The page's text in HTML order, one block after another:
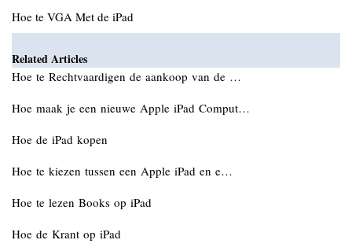
Hoe te VGA Met de iPad
Related Articles
Hoe te Rechtvaardigen de aankoop van de …
Hoe maak je een nieuwe Apple iPad Comput…
Hoe de iPad kopen
Hoe te kiezen tussen een Apple iPad en e…
Hoe te lezen Books op iPad
Hoe de Krant op iPad